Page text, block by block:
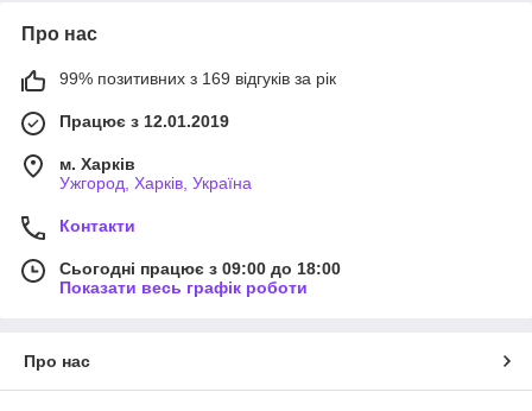
Про нас
99% позитивних з 169 відгуків за рік
Працює з 12.01.2019
м. Харків
Ужгород, Харків, Україна
Контакти
Сьогодні працює з 09:00 до 18:00
Показати весь графік роботи
Про нас